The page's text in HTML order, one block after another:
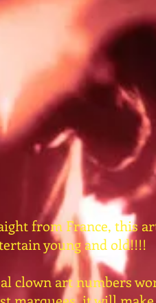
from France, this
young and old!!!!
clown art numbers